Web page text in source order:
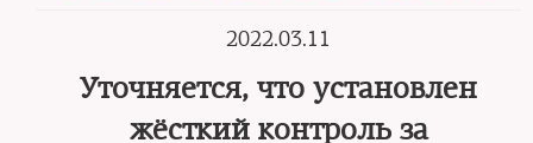
2022.03.11
Уточняется, что установлен
жёсткий контроль за